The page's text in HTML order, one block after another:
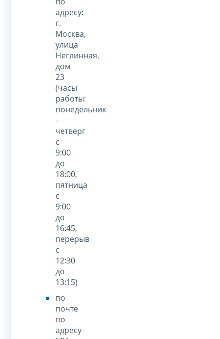
адресу:
г.
Москва,
улица
Неглинная,
дом
23
(часы
работы:
понедельник
–
четверг
с
9:00
до
18:00,
пятница
с
9:00
до
16:45,
перерыв
с
12:30
до
13:15)
по
почте
по
адресу